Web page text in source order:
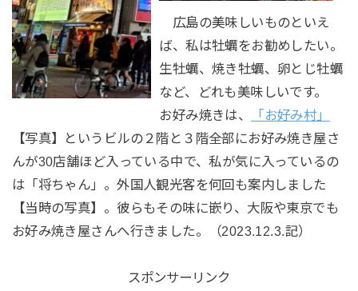
広島の美味しいものといえ
ば、私は牡蠣をお勧めしたい。
生牡蠣、焼き牡蠣、卵とじ牡蠣
など、どれも美味しいです。
お好み焼きは、
「お好み村」
【写真】というビルの２階と３階全部にお好み焼き屋さ
んが30店舗ほど入っている中で、私が気に入っているの
は「将ちゃん」。外国人観光客を何回も案内しました
【当時の写真】。彼らもその味に嵌り、大阪や東京でも
お好み焼き屋さんへ行きました。（2023.12.3.記）
スポンサーリンク